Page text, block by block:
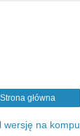
Strona główna
wersję na